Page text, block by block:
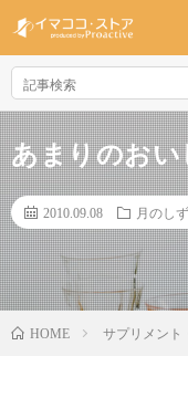
あまりのおい
2010.09.08 月のし
HOME サプリメント